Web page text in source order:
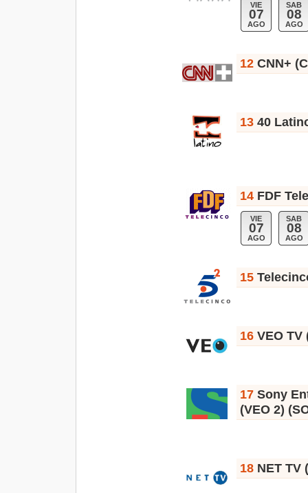
VIE
07
AGO
SAB
08
AGO
12 CNN+
13 40
14 FDF
VIE
07
AGO
SAB
08
AGO
15
16 VEO TV
17 Sony
(VEO 2)
18 NET TV